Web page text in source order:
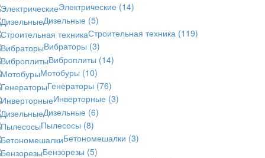
Электрические (14)
Дизельные (5)
Строительная техника (119)
Вибраторы (3)
Виброплиты (14)
Мотобуры (10)
Генераторы (76)
Инверторные (3)
Дизельные (6)
Пылесосы (8)
Бетономешалки (3)
Бензорезы (5)